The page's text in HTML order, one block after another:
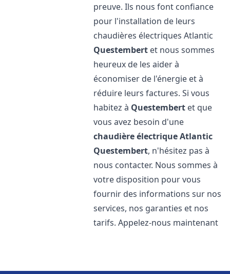
preuve. Ils nous font confiance
pour l'installation de leurs
chaudières électriques Atlantic
Questembert et nous sommes
heureux de les aider à
économiser de l'énergie et à
réduire leurs factures. Si vous
habitez à Questembert et que
vous avez besoin d'une
chaudière électrique Atlantic
Questembert, n'hésitez pas à
nous contacter. Nous sommes à
votre disposition pour vous
fournir des informations sur nos
services, nos garanties et nos
tarifs. Appelez-nous maintenant